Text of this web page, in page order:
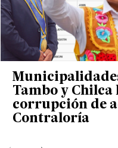
Tambo y
corrupción de
Contraloría